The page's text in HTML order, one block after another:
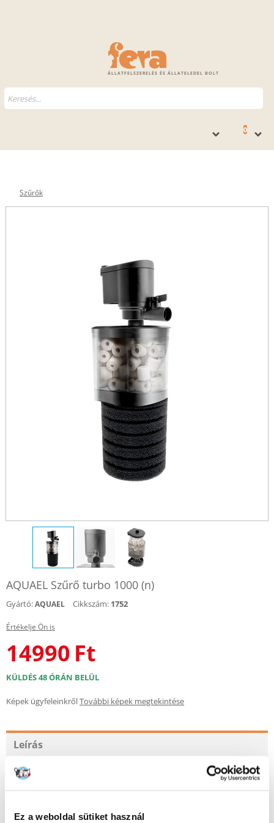
Ez a weboldal sütiket használ
ÁLLATFELSZERELÉS ÉS ÁLLATELEDEL BOLT
0
Szűrők
AQUAEL Szűrő turbo 1000 (n)
Gyártó:AQUAEL Cikkszám: 1752
Értékelje Ön is
14990 Ft
KÜLDÉS 48 ÓRÁN BELÜL
Képek ügyfeleinkrőlTovábbi képek megtekintése
Leírás
A TURBO FILTER az akváriumi víz tisztítására és levegőztetésére szolgál.
Előnye a nagyon hatékony és csendes működés, az